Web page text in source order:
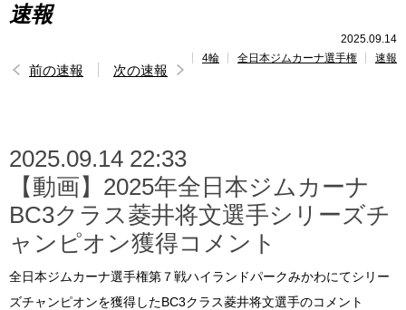
速報
レース開催 スケジュール
トピックス
速報
2025.09.14
4輪
全日本ジムカーナ選手権 速報
前の速報 次の速報
2025.09.14 22:33
【動画】2025年全日本ジムカーナ
BC3クラス菱井将文選手シリーズチ
ャンピオン獲得コメント
全日本ジムカーナ選手権第７戦ハイランドパークみかわにてシリー
ズチャンピオンを獲得したBC3クラス菱井将文選手のコメント